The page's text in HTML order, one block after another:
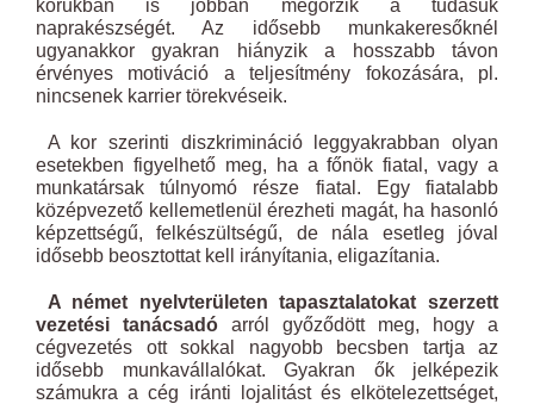
korukban is jobban megőrzik a tudásuk
naprakészségét. Az idősebb munkakeresőknél
ugyanakkor gyakran hiányzik a hosszabb távon
érvényes motiváció a teljesítmény fokozására, pl.
nincsenek karrier törekvéseik.
A kor szerinti diszkrimináció leggyakrabban olyan
esetekben figyelhető meg, ha a főnök fiatal, vagy a
munkatársak túlnyomó része fiatal. Egy fiatalabb
középvezető kellemetlenül érezheti magát, ha hasonló
képzettségű, felkészültségű, de nála esetleg jóval
idősebb beosztottat kell irányítania, eligazítania.
A német nyelvterületen tapasztalatokat szerzett
vezetési tanácsadó arról győződött meg, hogy a
cégvezetés ott sokkal nagyobb becsben tartja az
idősebb munkavállalókat. Gyakran ők jelképezik
számukra a cég iránti lojalitást és elkötelezettséget,